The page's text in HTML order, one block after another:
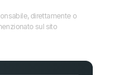
direttamente o
sul sito